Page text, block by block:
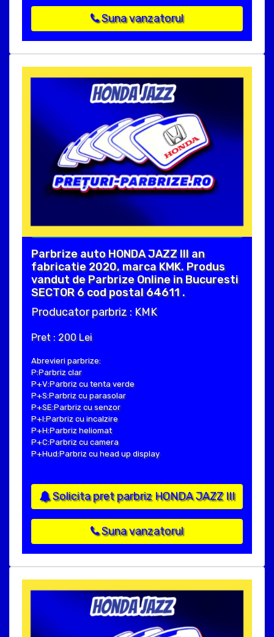
Suna vanzatorul
Parbrize auto HONDA JAZZ III an
fabricatie 2020, marca KMK. Produs
vandut de Parbrize Online in Bucuresti
SECTOR 6 cod postal 64611 .
Producator parbriz : KMK
Pret : 200 Lei
Abrevieri parbrize:
P:Parbriz clar
P+V:Parbriz cu tenta verde
P+S:Parbriz cu parasolar
P+SE:Parbriz cu senzor
P+I:Parbriz cu incalzire
P+H:Parbriz heliomat
P+C:Parbriz cu camera
P+Hud:Parbriz cu head up display
Solicita pret parbriz HONDA JAZZ III
Suna vanzatorul